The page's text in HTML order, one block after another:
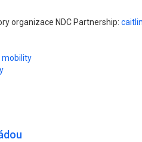
organizace NDC Partnership:
mobility